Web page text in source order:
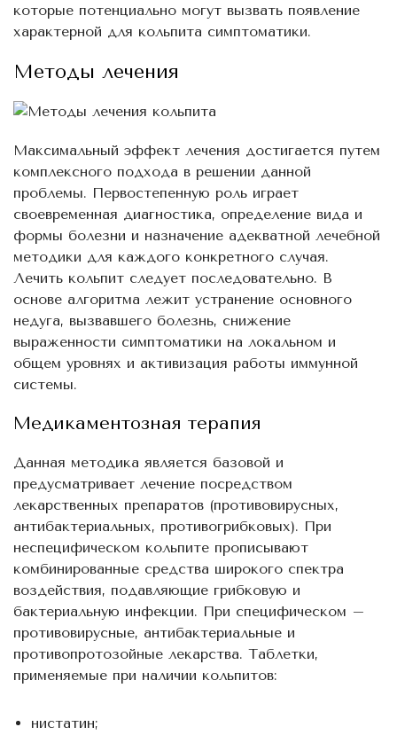
которые потенциально могут вызвать появление
характерной для кольпита симптоматики.
Методы лечения
Максимальный эффект лечения достигается путем
комплексного подхода в решении данной
проблемы. Первостепенную роль играет
своевременная диагностика, определение вида и
формы болезни и назначение адекватной лечебной
методики для каждого конкретного случая.
Лечить кольпит следует последовательно. В
основе алгоритма лежит устранение основного
недуга, вызвавшего болезнь, снижение
выраженности симптоматики на локальном и
общем уровнях и активизация работы иммунной
системы.
Медикаментозная терапия
Данная методика является базовой и
предусматривает лечение посредством
лекарственных препаратов (противовирусных,
антибактериальных, противогрибковых). При
неспецифическом кольпите прописывают
комбинированные средства широкого спектра
воздействия, подавляющие грибковую и
бактериальную инфекции. При специфическом –
противовирусные, антибактериальные и
противопротозойные лекарства. Таблетки,
применяемые при наличии кольпитов:
нистатин;